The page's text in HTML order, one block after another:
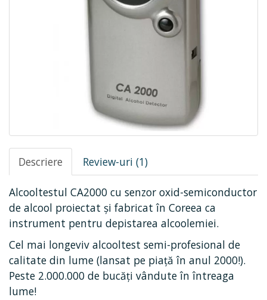
Descriere Review-uri (1)
Alcooltestul CA2000 cu senzor oxid-semiconductor
de alcool proiectat și fabricat în Coreea ca
instrument pentru depistarea alcoolemiei.
Cel mai longeviv alcooltest semi-profesional de
calitate din lume (lansat pe piață în anul 2000!).
Peste 2.000.000 de bucăți vândute în întreaga
lume!